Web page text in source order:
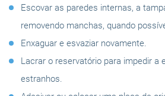
Escovar as paredes internas, a
removendo manchas, quando
Enxaguar e esvaziar novamente.
Lacrar o reservatório para impedir a
estranhos.